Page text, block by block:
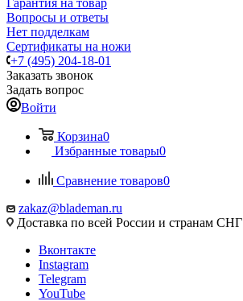
Гарантия на товар
Вопросы и ответы
Нет подделкам
Сертификаты на ножи
+7 (495) 204-18-01
Заказать звонок
Задать вопрос
Войти
Корзина0
Избранные товары0
Сравнение товаров0
zakaz@blademan.ru
Доставка по всей России и странам СНГ
Вконтакте
Instagram
Telegram
YouTube